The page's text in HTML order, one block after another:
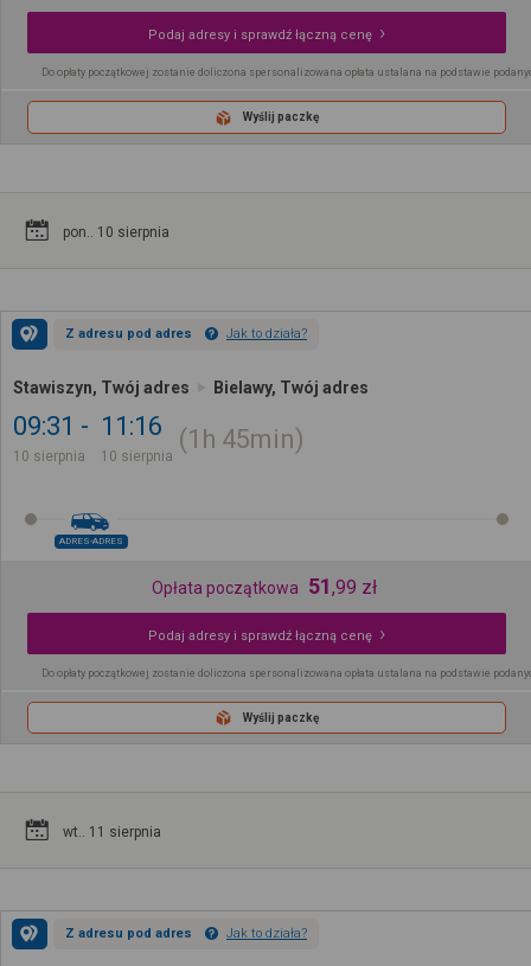
Podaj adresy i sprawdź łączną cenę
Do opłaty początkowej zostanie doliczona spersonalizowana opłata ustalana na podstawie
Wyślij paczkę
pon.. 10 sierpnia
Z adresu pod adres Jak to działa?
Stawiszyn, Twój adres Bielawy, Twój adres
09:31
10 sierpnia
11:16
10 sierpnia
1h 45min
ADRES-ADRES
Opłata początkowa 51,99 zł
Podaj adresy i sprawdź łączną cenę
Do opłaty początkowej zostanie doliczona spersonalizowana opłata ustalana na podstawie
Wyślij paczkę
wt.. 11 sierpnia
Z adresu pod adres Jak to działa?